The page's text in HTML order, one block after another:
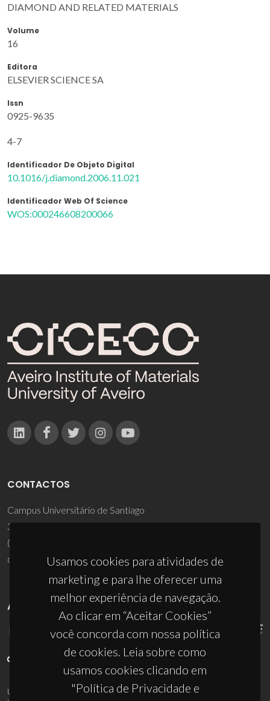
DIAMOND AND RELATED MATERIALS
Volume
16
Editora
ELSEVIER SCIENCE SA
Issn
0925-9635
4-7
Identificador De Objeto Digital
10.1016/j.diamond.2006.11.021
Identificador Web Of Science
WOS:000246608200066
Usamos cookies para atividades de
marketing e para lhe oferecer uma
melhor experiência de navegação.
Ao clicar em “Aceitar Cookies”
você concorda com nossa política
de cookies. Leia sobre como
usamos cookies clicando em
"Política de Privacidade e
CONTACTOS
Campus Universitário de Santiago
3810-193 Aveiro - Portugal
(+351) 234 370 200
ciceco@ua.pt
APOIOS
UID/PRR/50011/2025(DOI:10.54499/UID/PRR/50011/2025